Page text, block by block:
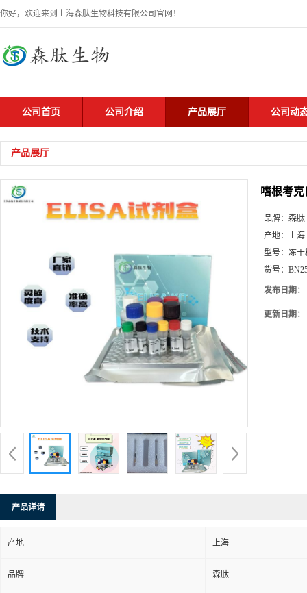
你好，欢迎来到上海森肽生物科技有限公司官网！
公司首页 公司介绍 产品展厅 公司动
产品展厅
嗜根考
品牌： 森肽
产地： 上海
型号： 冻干
货号：
发布日期：
更新日期：
产品详请
产地 上海
品牌 森肽